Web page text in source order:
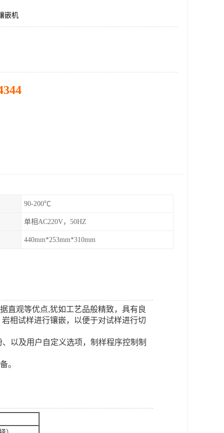
嵌机
90-200℃
单相AC220V，50HZ
440mm*253mm*310mm
直观等优点,犹如工艺品般精致，具有良
相试样进行镶嵌，以便于对试样进行切
以及用户自定义选项，制样程序控制制
。